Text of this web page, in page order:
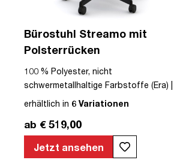
Bürostuhl Streamo mit
Polsterrücken
100 % Polyester, nicht
schwermetallhaltige Farbstoffe (Era) |
Textil | Schwarz | Schwarz | Drehstuhl |
Streamo | bis zu 120 kg | TÜV©
geprüfte Sicherheit | TÜV© geprüfte
Ergonomie | Quality Office© | TÜV©
erhältlich in 6 Variationen
ab € 519,00
Jetzt ansehen